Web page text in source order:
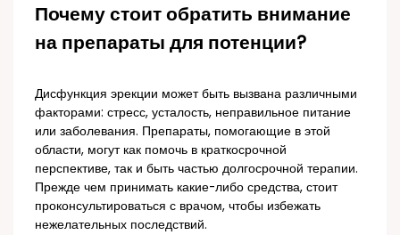
Почему стоит обратить внимание
на препараты для потенции?
Дисфункция эрекции может быть вызвана различными
факторами: стресс, усталость, неправильное питание
или заболевания. Препараты, помогающие в этой
области, могут как помочь в краткосрочной
перспективе, так и быть частью долгосрочной терапии.
Прежде чем принимать какие-либо средства, стоит
проконсультироваться с врачом, чтобы избежать
нежелательных последствий.